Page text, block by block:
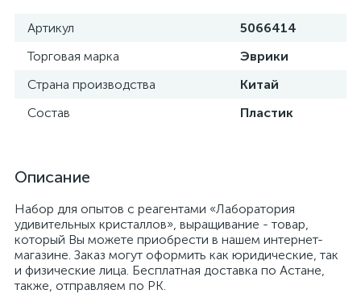
Артикул
5066414
Торговая марка
Эврики
Страна производства
Китай
Состав
Пластик
Описание
Набор для опытов с реагентами «Лаборатория
удивительных кристаллов», выращивание - товар,
который Вы можете приобрести в нашем интернет-
магазине. Заказ могут оформить как юридические, так
и физические лица. Бесплатная доставка по Астане,
также, отправляем по РК.